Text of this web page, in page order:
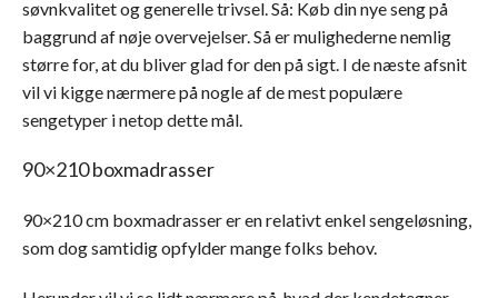
søvnkvalitet og generelle trivsel. Så: Køb din nye seng på
baggrund af nøje overvejelser. Så er mulighederne nemlig
større for, at du bliver glad for den på sigt. I de næste afsnit
vil vi kigge nærmere på nogle af de mest populære
sengetyper i netop dette mål.
90×210 boxmadrasser
90×210 cm boxmadrasser er en relativt enkel sengeløsning,
som dog samtidig opfylder mange folks behov.